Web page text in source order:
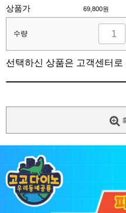
상품가 69,800원
수량
선택하신 상품은 고객센터로